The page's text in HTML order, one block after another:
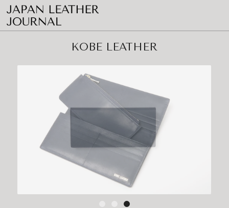
KOBE LEATHER